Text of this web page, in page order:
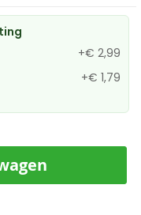
+€ 2,99
+€ 1,79